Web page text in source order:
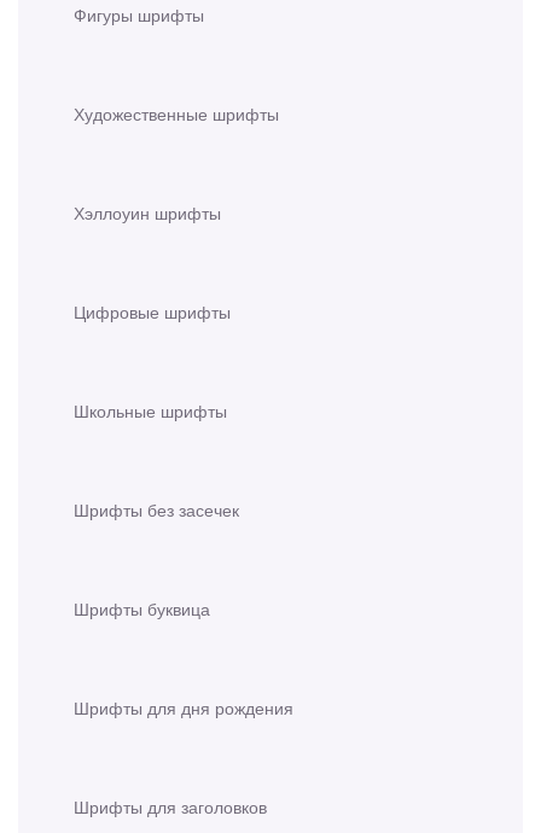
Фигуры шрифты
Художественные шрифты
Хэллоуин шрифты
Цифровые шрифты
Школьные шрифты
Шрифты без засечек
Шрифты буквица
Шрифты для дня рождения
Шрифты для заголовков